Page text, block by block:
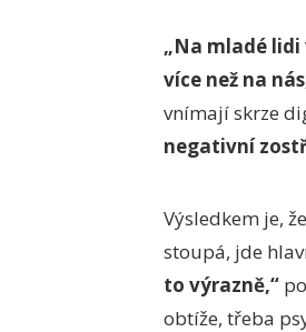
„Na mladé
více než na
vnímají skrze
negativní
Výsledkem je,
stoupá, jde
to výrazně,“
obtíže, třeba